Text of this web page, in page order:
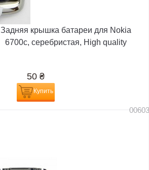
Задняя крышка батареи для Nokia
6700c, серебристая, High quality
50 ₴
Купить